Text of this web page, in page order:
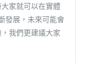
家就可以在實體
發展，未來可能會
我們更建議大家